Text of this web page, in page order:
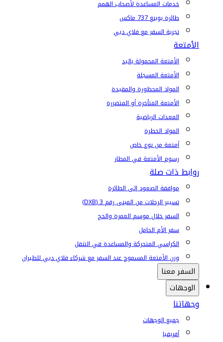
خدمات المساعدة لأصحاب الهمم
طائرة بوينغ 737 ماكس
تجربة السفر مع فلاي دبي
الأمتعة
الأمتعة المحمولة باليد
الأمتعة المسجلة
المواد المحظورة والمقيدة
الأمتعة المتأخرة أو المتضررة
المعدات الرياضية
المواد الخطرة
أمتعة من نوع خاص
رسوم الأمتعة في المطار
روابط ذات صلة
موافقة الصعود إلى الطائرة
تسيير الرحلات من المبنى رقم 3 (DXB)
السفر خلال موسم العمرة والحج
سفر الأم الحامل
الكراسي المتحركة والمساعدة في التنقل
وزن الأمتعة المسموح عند السفر مع شركاء فلاي دبي للطيران
السفر معنا
الوجهات
وجهاتنا
جميع الوجهات
أفريقيا